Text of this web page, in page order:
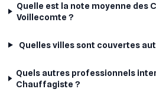
Quelle est la note moyenne des
Voillecomte ?
Quelles villes sont couvertes
Quels autres professionnels
Chauffagiste ?